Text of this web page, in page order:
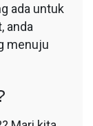
ada untuk
anda
menuju